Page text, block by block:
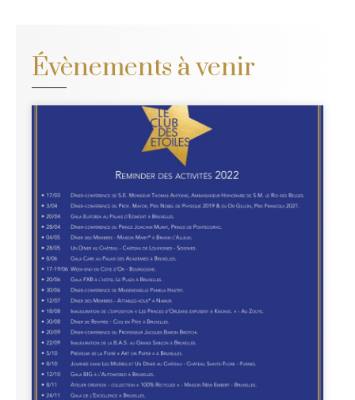
Évènements à venir
Nos évènements en
2022 !
Plus d'infos